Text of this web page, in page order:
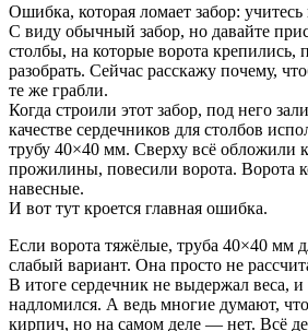
Ошибка, которая ломает забор:
С виду обычный забор, но давайте
столбы, на которые ворота крепились,
разобрать. Сейчас расскажу почему,
те же грабли.
Когда строили этот забор, под него
качестве сердечников для столбов
трубу 40×40 мм. Сверху всё обложили
прожилины, повесили ворота. Ворота
навесные.
И вот тут кроется главная ошибка.
Если ворота тяжёлые, труба 40×40 мм
слабый вариант. Она просто не
В итоге сердечник не выдержал веса,
надломился. А ведь многие думают,
кирпич, но на самом деле — нет. Всё